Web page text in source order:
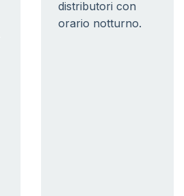
distributori con
orario notturno.